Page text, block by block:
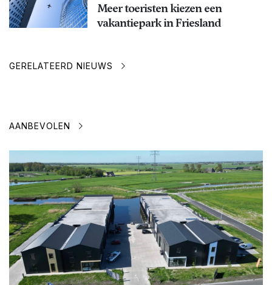
Meer toeristen kiezen een
vakantiepark in Friesland
GERELATEERD NIEUWS
AANBEVOLEN